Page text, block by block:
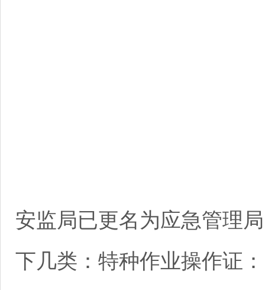
安监局已更名为应急管理
下几类：特种作业操作证